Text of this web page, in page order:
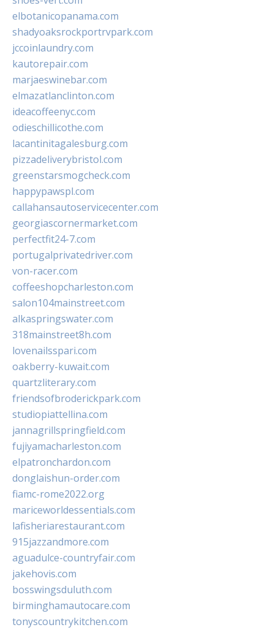
elbotanicopanama.com
shadyoaksrockportrvpark.com
jccoinlaundry.com
kautorepair.com
marjaeswinebar.com
elmazatlanclinton.com
ideacoffeenyc.com
odieschillicothe.com
lacantinitagalesburg.com
pizzadeliverybristol.com
greenstarsmogcheck.com
happypawspl.com
callahansautoservicecenter.com
georgiascornermarket.com
perfectfit24-7.com
portugalprivatedriver.com
von-racer.com
coffeeshopcharleston.com
salon104mainstreet.com
alkaspringswater.com
318mainstreet8h.com
lovenailsspari.com
oakberry-kuwait.com
quartzliterary.com
friendsofbroderickpark.com
studiopiattellina.com
jannagrillspringfield.com
fujiyamacharleston.com
elpatronchardon.com
donglaishun-order.com
fiamc-rome2022.org
mariceworldessentials.com
lafisheriarestaurant.com
915jazzandmore.com
aguadulce-countryfair.com
jakehovis.com
bosswingsduluth.com
birminghamautocare.com
tonyscountrykitchen.com